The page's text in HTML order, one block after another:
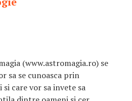
(www.astromagia.ro) se
sa se cunoasca prin
care vor sa invete sa